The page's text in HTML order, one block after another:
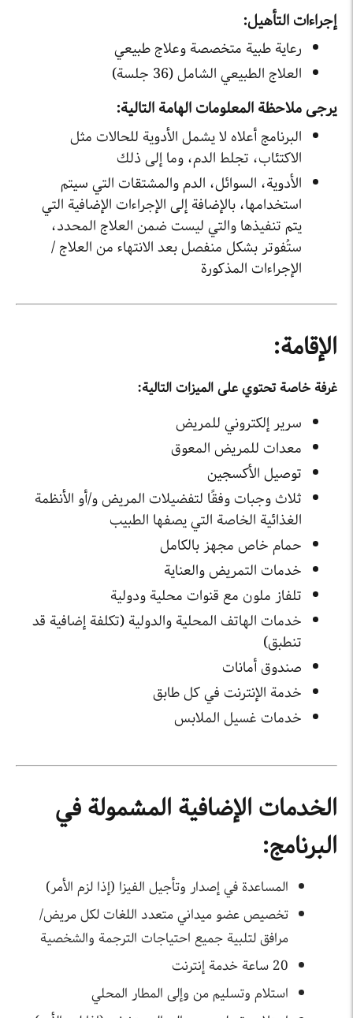
إجراءات التأهيل:
رعاية طبية متخصصة وعلاج طبيعي
العلاج الطبيعي الشامل (36 جلسة)
يرجى ملاحظة المعلومات الهامة التالية:
البرنامج أعلاه لا يشمل الأدوية للحالات مثل
الاكتئاب، تجلط الدم، وما إلى ذلك
الأدوية، السوائل، الدم والمشتقات التي سيتم
استخدامها، بالإضافة إلى الإجراءات الإضافية التي
يتم تنفيذها والتي ليست ضمن العلاج المحدد،
ستُفوتر بشكل منفصل بعد الانتهاء من العلاج /
الإجراءات المذكورة
الإقامة:
غرفة خاصة تحتوي على الميزات التالية:
سرير إلكتروني للمريض
معدات للمريض المعوق
توصيل الأكسجين
ثلاث وجبات وفقًا لتفضيلات المريض و/أو الأنظمة
الغذائية الخاصة التي يصفها الطبيب
حمام خاص مجهز بالكامل
خدمات التمريض والعناية
تلفاز ملون مع قنوات محلية ودولية
خدمات الهاتف المحلية والدولية (تكلفة إضافية قد
تنطبق)
صندوق أمانات
خدمة الإنترنت في كل طابق
خدمات غسيل الملابس
الخدمات الإضافية المشمولة في
البرنامج:
المساعدة في إصدار وتأجيل الفيزا (إذا لزم الأمر)
تخصيص عضو ميداني متعدد اللغات لكل مريض/
مرافق لتلبية جميع احتياجات الترجمة والشخصية
20 ساعة خدمة إنترنت
استلام وتسليم من وإلى المطار المحلي